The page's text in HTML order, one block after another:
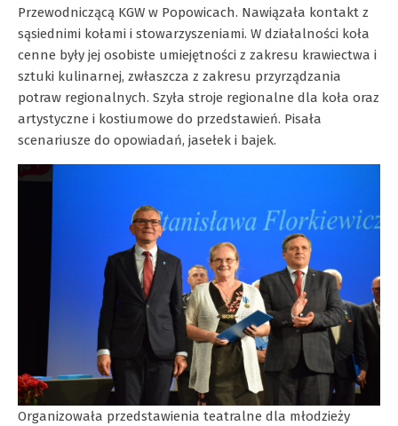
Przewodniczącą KGW w Popowicach. Nawiązała kontakt z
sąsiednimi kołami i stowarzyszeniami. W działalności koła
cenne były jej osobiste umiejętności z zakresu krawiectwa i
sztuki kulinarnej, zwłaszcza z zakresu przyrządzania
potraw regionalnych. Szyła stroje regionalne dla koła oraz
artystyczne i kostiumowe do przedstawień. Pisała
scenariusze do opowiadań, jasełek i bajek.
Organizowała przedstawienia teatralne dla młodzieży